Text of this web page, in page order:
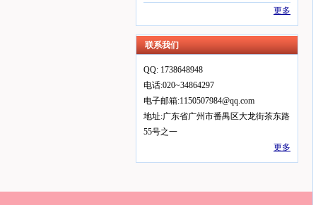
更多
联系我们
QQ: 1738648948
电话:020~34864297
电子邮箱:1150507984@qq.com
地址:广东省广州市番禺区大龙街茶东路
55号之一
更多